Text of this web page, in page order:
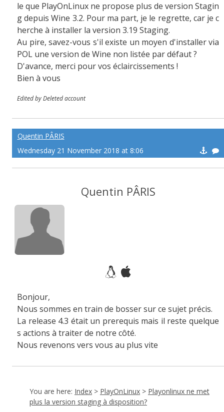
le que PlayOnLinux ne propose plus de version Stagin
g depuis Wine 3.2. Pour ma part, je le regrette, car je c
herche à installer la version 3.19 Staging.
Au pire, savez-vous s'il existe un moyen d'installer via
POL une version de Wine non listée par défaut ?
D'avance, merci pour vos éclaircissements !
Bien à vous
Edited by Deleted account
Quentin PÂRIS
Wednesday 21 November 2018 at 8:06
Quentin PÂRIS
Bonjour,
Nous sommes en train de bosser sur ce sujet précis.
La release 4.3 était un prerequis mais il reste quelque
s actions à traiter de notre côté.
Nous revenons vers vous au plus vite
You are here: Index > PlayOnLinux > Playonlinux ne met
plus la version staging à disposition?